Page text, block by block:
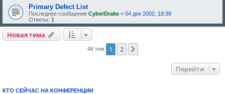
Primary Defect List
Последнее сообщение CyberDrake « 04 дек 2002, 18:38
Ответы: 1
Новая тема
46 тем 1 2
Перейти
КТО СЕЙЧАС НА КОНФЕРЕНЦИИ